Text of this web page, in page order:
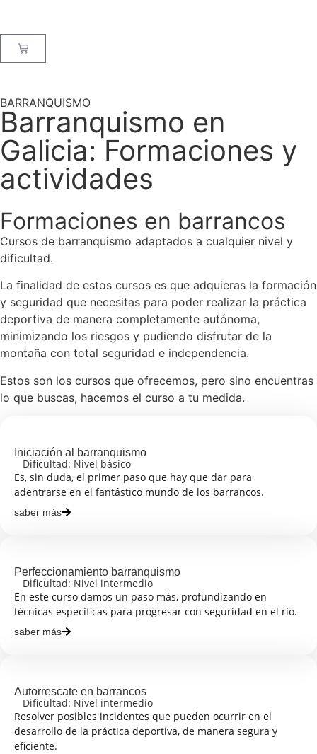
BARRANQUISMO
Barranquismo en
Galicia: Formaciones y
actividades
Formaciones en barrancos
Cursos de barranquismo adaptados a cualquier nivel y
dificultad.
La finalidad de estos cursos es que adquieras la formación
y seguridad que necesitas para poder realizar la práctica
deportiva de manera completamente autónoma,
minimizando los riesgos y pudiendo disfrutar de la
montaña con total seguridad e independencia.
Estos son los cursos que ofrecemos, pero sino encuentras
lo que buscas, hacemos el curso a tu medida.
Iniciación al barranquismo
Dificultad: Nivel básico
Es, sin duda, el primer paso que hay que dar para
adentrarse en el fantástico mundo de los barrancos.
saber más
Perfeccionamiento barranquismo
Dificultad: Nivel intermedio
En este curso damos un paso más, profundizando en
técnicas específicas para progresar con seguridad en el río.
saber más
Autorrescate en barrancos
Dificultad: Nivel intermedio
Resolver posibles incidentes que pueden ocurrir en el
desarrollo de la práctica deportiva, de manera segura y
eficiente.